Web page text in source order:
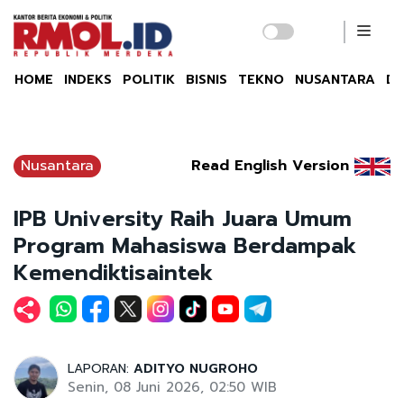
HOME INDEKS POLITIK BISNIS TEKNO NUSANTARA
Nusantara Read English Version
IPB University Raih Juara Umum
Program Mahasiswa Berdampak
Kemendiktisaintek
LAPORAN: ADITYO NUGROHO
Senin, 08 Juni 2026, 02:50 WIB